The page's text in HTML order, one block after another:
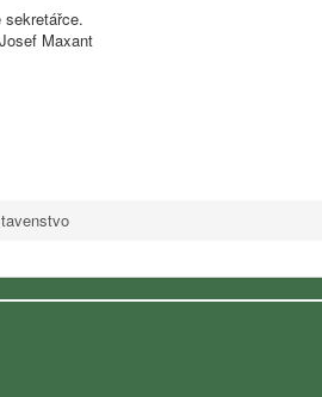
Maxant